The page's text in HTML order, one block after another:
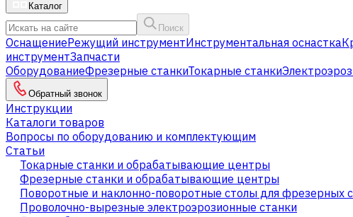
Каталог
Поиск
ОснащениеРежущий инструментИнструментальная оснастка
инструментЗапчасти
ОборудованиеФрезерные станкиТокарные станки
Обратный звонок
Инструкции
Каталоги товаров
Вопросы по оборудованию и комплектующим
Статьи
Токарные станки и обрабатывающие центры
Фрезерные станки и обрабатывающие центры
Поворотные и наклонно-поворотные столы для фрезерных
Проволочно-вырезные электроэрозионные станки